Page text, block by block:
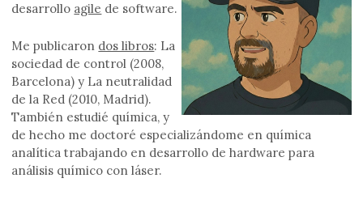
desarrollo agile de software.
Me publicaron dos libros: La
sociedad de control (2008,
Barcelona) y La neutralidad
de la Red (2010, Madrid).
También estudié química, y
de hecho me doctoré especializándome en química
analítica trabajando en desarrollo de hardware para
análisis químico con láser.